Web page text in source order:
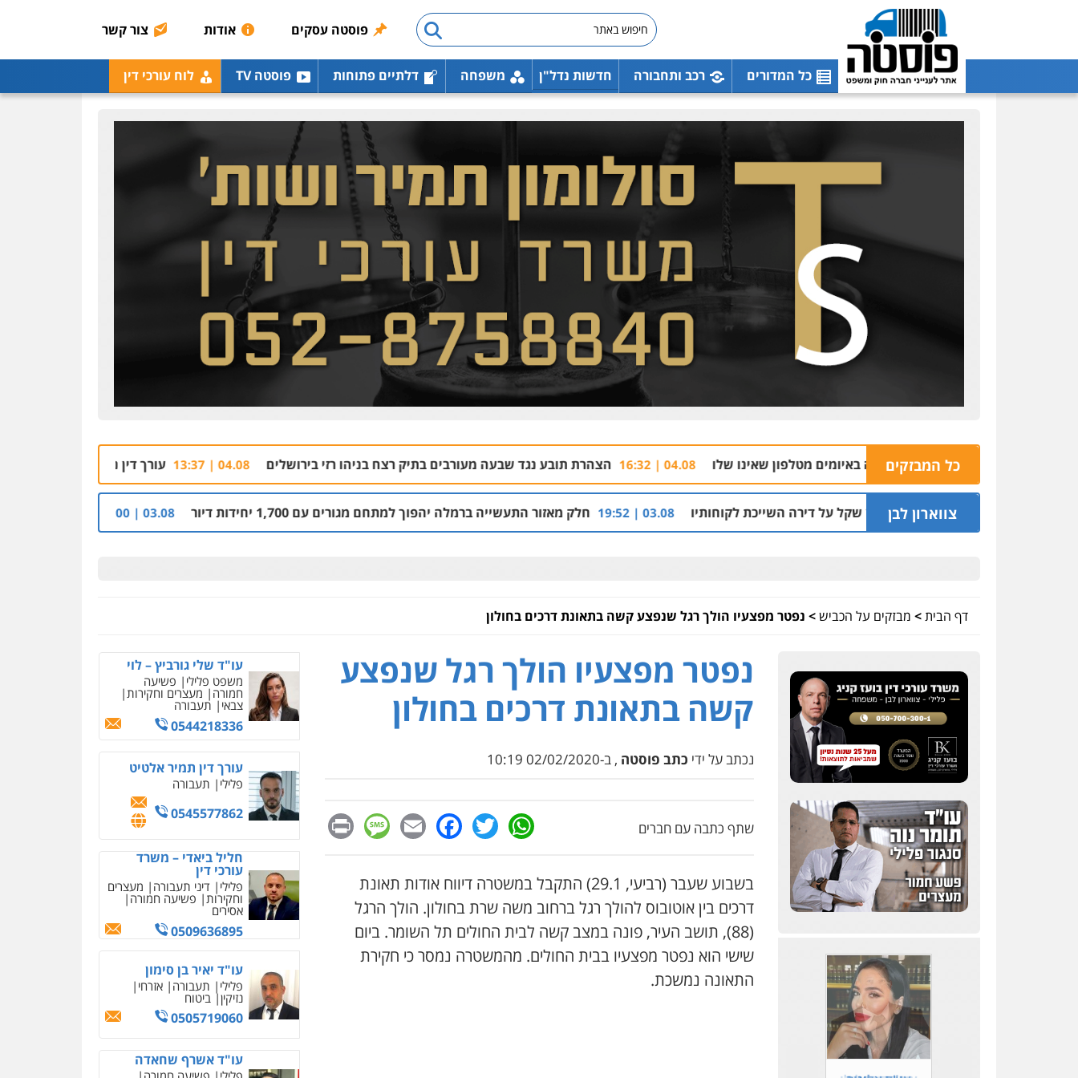
פוסטה עסקים אודות צור קשר
כל המדורים רכב ותחבורה חדשות נדל"ן משפחה דלתיים פתוחות פוסטה TV לוח עורכי דין
כל המבזקים 04.08 | 16:32 הצהרת תובע נגד שבעה מעורבים בתיק רצח בניהו רזי בירושלים 04.08 | 13:37 עורך דין נורה למוות בראשון לציון, הלקוח
צווארון לבן
שעקץ שני מיליון שקל על דירה השייכת לקוחותיו 03.08 | 19:52 חלק מאזור התעשייה ברמלה יהפוך למתחם מגורים עם 1,700 יחידות דיור 03.08 | 14:00 קבלן מוכר שפשט רגל חשוד
דף הבית> מבזקים על הכביש> נפטר מפצעיו הולך רגל שנפצע קשה בתאונת דרכים בחולון
נפטר מפצעיו הולך רגל שנפצע
קשה בתאונת דרכים בחולון
נכתב על ידי כתב פוסטה , ב-02/02/2020 10:19
שתף כתבה עם חברים WhatsApp
Twitter
Facebook
Email
Message
Print
בשבוע שעבר (רביעי, 29.1) התקבל במשטרה דיווח אודות תאונת
דרכים בין אוטובוס להולך רגל ברחוב משה שרת בחולון. הולך הרגל
(88), תושב העיר, פונה במצב קשה לבית החולים תל השומר. ביום
שישי הוא נפטר מפצעיו בבית החולים. מהמשטרה נמסר כי חקירת
התאונה נמשכת.
עו"ד שלי גורביץ – לוי
משפט פלילי פשיעה
חמורה מעצרים וחקירות
צבאי תעבורה
0544218336
עורך דין תמיר אלטיט
פלילי תעבורה
0545577862
חליל ביאדי – משרד
עורכי דין
פלילי דיני תעבורה מעצרים
וחקירות פשיעה חמורה
אסירים
0509636895
עו"ד יאיר בן סימון
פלילי תעבורה אזרחי
נזיקין ביטוח
0505719060
עו"ד אשרף שחאדה
מקצועיים לעורכי דין
0504578527
רונן הלל – מוניטין
מחיקת כתבות מגוגל
ודחיקת אזכורים שליליים
שירותים מקצועיים לעורכי
דין
0522508109
אחסון אתרים
מהירות הגנה גיבוי
תמיכה שירותים מקצועיים
לעורכי דין
מרכז התחלה חדשה
אסירים עבירות מין
שירותים מקצועיים לעורכי
דין
0544500346
מאיה בלום, עו"ס,
טיפול ושיקום
טיפול בהתמכרויות
שירותים מקצועיים לעורכי
דין